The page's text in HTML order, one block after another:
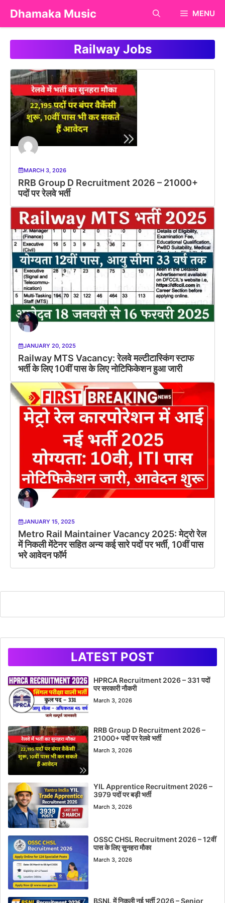
Skip
content
Dhamaka Music MENU
Railway Jobs
MARCH 3, 2026
RRB Group D Recruitment 2026 – 21000+
पदों पर रेलवे भर्ती
JANUARY 20, 2025
Railway MTS Vacancy: रेलवे मल्टीटास्किंग स्टाफ
भर्ती के लिए 10वीं पास के लिए नोटिफिकेशन हुआ जारी
JANUARY 15, 2025
Metro Rail Maintainer Vacancy 2025: मेट्रो रेल
में निकली मेंटेनर सहित अन्य कई सारे पदों पर भर्ती, 10वीं पास
भरे आवेदन फॉर्म
LATEST POST
HPRCA Recruitment 2026 – 331 पदों
पर सरकारी नौकरी
March 3, 2026
RRB Group D Recruitment 2026 –
21000+ पदों पर रेलवे भर्ती
March 3, 2026
YIL Apprentice Recruitment 2026 –
3979 पदों पर बड़ी भर्ती
March 3, 2026
OSSC CHSL Recruitment 2026 – 12वीं
पास के लिए सुनहरा मौका
March 3, 2026
BSNL में निकली नई भर्ती 2026 – Senior